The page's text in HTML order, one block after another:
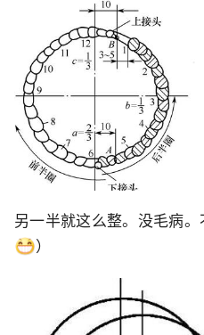
另一半就这么整。没毛病
）